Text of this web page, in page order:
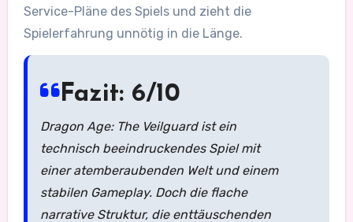
Service-Pläne des Spiels und zieht die
Spielerfahrung unnötig in die Länge.
Fazit: 6/10
Dragon Age: The Veilguard ist ein
technisch beeindruckendes Spiel mit
einer atemberaubenden Welt und einem
stabilen Gameplay. Doch die flache
narrative Struktur, die enttäuschenden